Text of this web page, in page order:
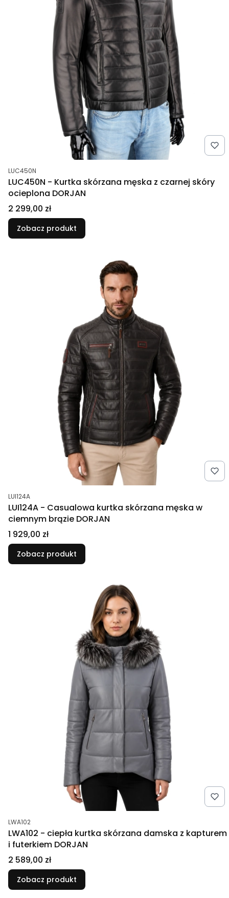
Kod produktu
LUC450N
LUC450N - Kurtka skórzana męska z czarnej skóry
ocieplona DORJAN
Cena
2 299,00 zł
Zobacz produkt
Kod produktu
LUI124A
LUI124A - Casualowa kurtka skórzana męska w
ciemnym brązie DORJAN
Cena
1 929,00 zł
Zobacz produkt
Kod produktu
LWA102
LWA102 - ciepła kurtka skórzana damska z kapturem
i futerkiem DORJAN
Cena
2 589,00 zł
Zobacz produkt